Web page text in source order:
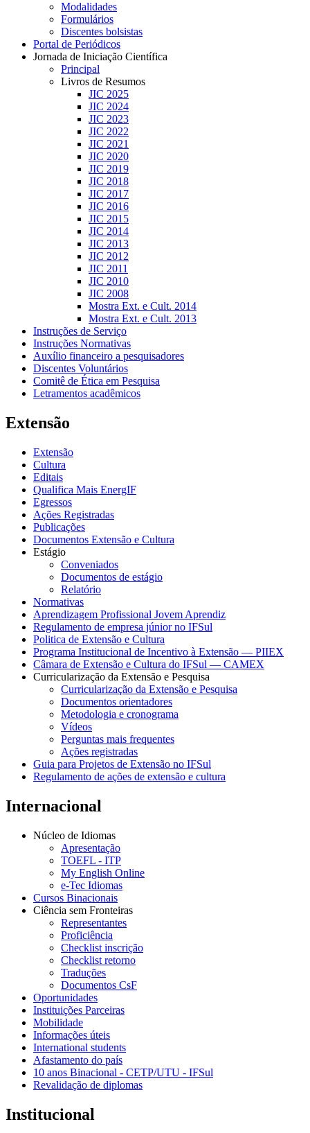
Modalidades
Formulários
Discentes bolsistas
Portal de Periódicos
Jornada de Iniciação Científica
Principal
Livros de Resumos
JIC 2025
JIC 2024
JIC 2023
JIC 2022
JIC 2021
JIC 2020
JIC 2019
JIC 2018
JIC 2017
JIC 2016
JIC 2015
JIC 2014
JIC 2013
JIC 2012
JIC 2011
JIC 2010
JIC 2008
Mostra Ext. e Cult. 2014
Mostra Ext. e Cult. 2013
Instruções de Serviço
Instruções Normativas
Auxílio financeiro a pesquisadores
Discentes Voluntários
Comitê de Ética em Pesquisa
Letramentos acadêmicos
Extensão
Extensão
Cultura
Editais
Qualifica Mais EnergIF
Egressos
Ações Registradas
Publicações
Documentos Extensão e Cultura
Estágio
Conveniados
Documentos de estágio
Relatório
Normativas
Aprendizagem Profissional Jovem Aprendiz
Regulamento de empresa júnior no IFSul
Politica de Extensão e Cultura
Programa Institucional de Incentivo à Extensão — PIIEX
Câmara de Extensão e Cultura do IFSul — CAMEX
Curricularização da Extensão e Pesquisa
Curricularização da Extensão e Pesquisa
Documentos orientadores
Metodologia e cronograma
Vídeos
Perguntas mais frequentes
Ações registradas
Guia para Projetos de Extensão no IFSul
Regulamento de ações de extensão e cultura
Internacional
Núcleo de Idiomas
Apresentação
TOEFL - ITP
My English Online
e-Tec Idiomas
Cursos Binacionais
Ciência sem Fronteiras
Representantes
Proficiência
Checklist inscrição
Checklist retorno
Traduções
Documentos CsF
Oportunidades
Instituições Parceiras
Mobilidade
Informações úteis
International students
Afastamento do país
10 anos Binacional - CETP/UTU - IFSul
Revalidação de diplomas
Institucional